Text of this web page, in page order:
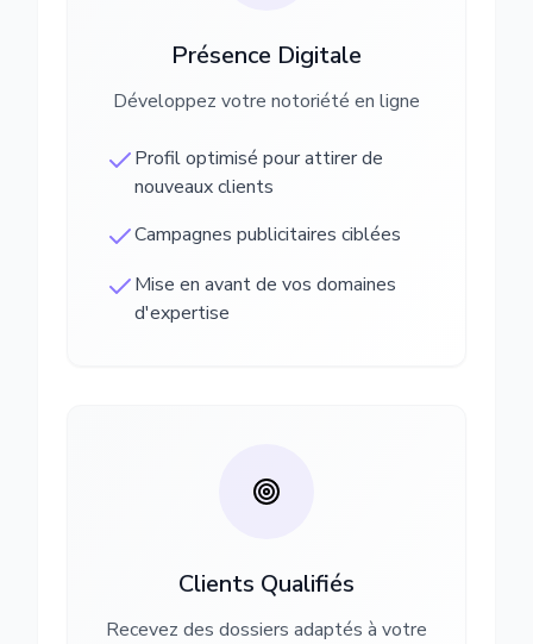
Présence Digitale
Développez votre notoriété en ligne
Profil optimisé pour attirer de
nouveaux clients
Campagnes publicitaires ciblées
Mise en avant de vos domaines
d'expertise
Clients Qualifiés
Recevez des dossiers adaptés à votre